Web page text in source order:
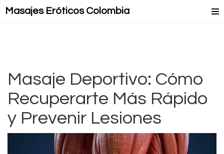
Masajes Eróticos Colombia
Masajes Lésbicos
Masaje Lingam
Masaje Deportivo: Cómo
Recuperarte Más Rápido
y Prevenir Lesiones